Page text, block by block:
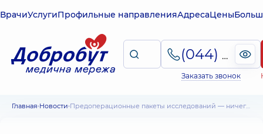
ВрачиУслугиПрофильные направленияАдресаЦены
(044) 495-2-888
Заказать звонок
Главная Новости Предоперационные пакеты исследований — ничего лишнего